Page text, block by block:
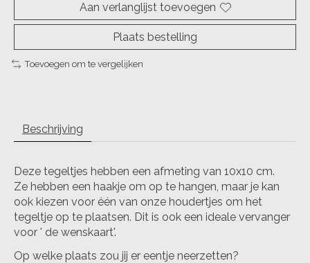
Aan verlanglijst toevoegen
Plaats bestelling
Toevoegen om te vergelijken
Beschrijving
Deze tegeltjes hebben een afmeting van 10x10 cm.
Ze hebben een haakje om op te hangen, maar je kan
ook kiezen voor één van onze houdertjes om het
tegeltje op te plaatsen. Dit is ook een ideale vervanger
voor ' de wenskaart'.
Op welke plaats zou jij er eentje neerzetten?